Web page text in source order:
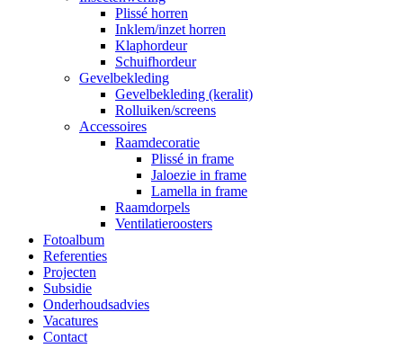
Plissé horren
Inklem/inzet horren
Klaphordeur
Schuifhordeur
Gevelbekleding
Gevelbekleding (keralit)
Rolluiken/screens
Accessoires
Raamdecoratie
Plissé in frame
Jaloezie in frame
Lamella in frame
Raamdorpels
Ventilatieroosters
Fotoalbum
Referenties
Projecten
Subsidie
Onderhoudsadvies
Vacatures
Contact